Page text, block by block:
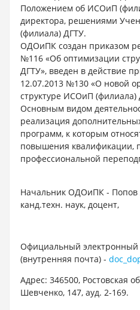
Положением об ИСОиП
директора, решениями
(филиала) ДГТУ.
ОДОиПК создан приказом
№116 «Об оптимизации
ДГТУ», введен в действие
12.07.2013 №130 «О новой
структуре ИСОиП (филиала)
Основным видом
реализация
программ, к которым
повышения квалификации,
профессиональной
Начальник ОДОиПК - Попов
канд.техн. наук, доцент,
Официальный
(внутренняя почта) -
Адрес: 346500, Ростовская
Шевченко, 147, ауд. 2-169.